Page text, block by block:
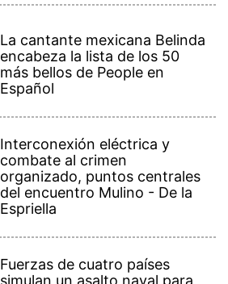
La cantante mexicana Belinda
encabeza la lista de los 50
más bellos de People en
Español
Interconexión eléctrica y
combate al crimen
organizado, puntos centrales
del encuentro Mulino - De la
Espriella
Fuerzas de cuatro países
simulan un asalto naval para